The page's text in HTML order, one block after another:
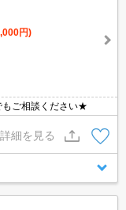
円)
もご相談ください★
詳細を見る